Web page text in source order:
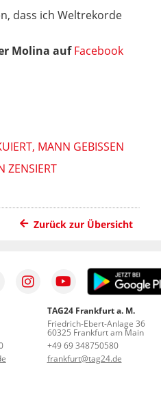
dass ich Weltrekorde
Molina aufFacebook
MANN GEBISSEN
ZENSIERT
Zurück zur Übersicht
TAG24 Frankfurt a. M.
Friedrich-Ebert-Anlage 36
60325 Frankfurt am Main
+49 69 348750580
frankfurt@tag24.de